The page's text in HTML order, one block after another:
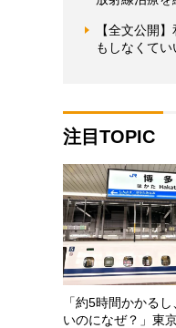
【全文公開
もしなくて
注目TOPIC
「約5時間かかる
いのになぜ？」東